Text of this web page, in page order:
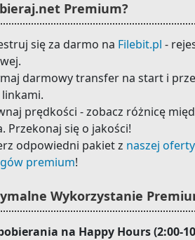
Premium?
się za darmo na Filebit.pl -
darmowy transfer na start i
prędkości - zobacz różnicę
Przekonaj się o jakości!
odpowiedni pakiet z naszej oferty
premium!
Wykorzystanie
na Happy Hours (2:00-